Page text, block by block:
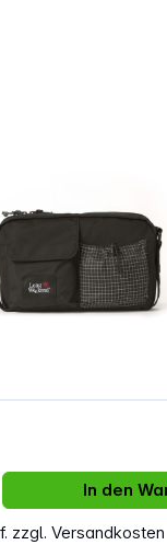
zzgl. Versandkosten
Gib denIn den